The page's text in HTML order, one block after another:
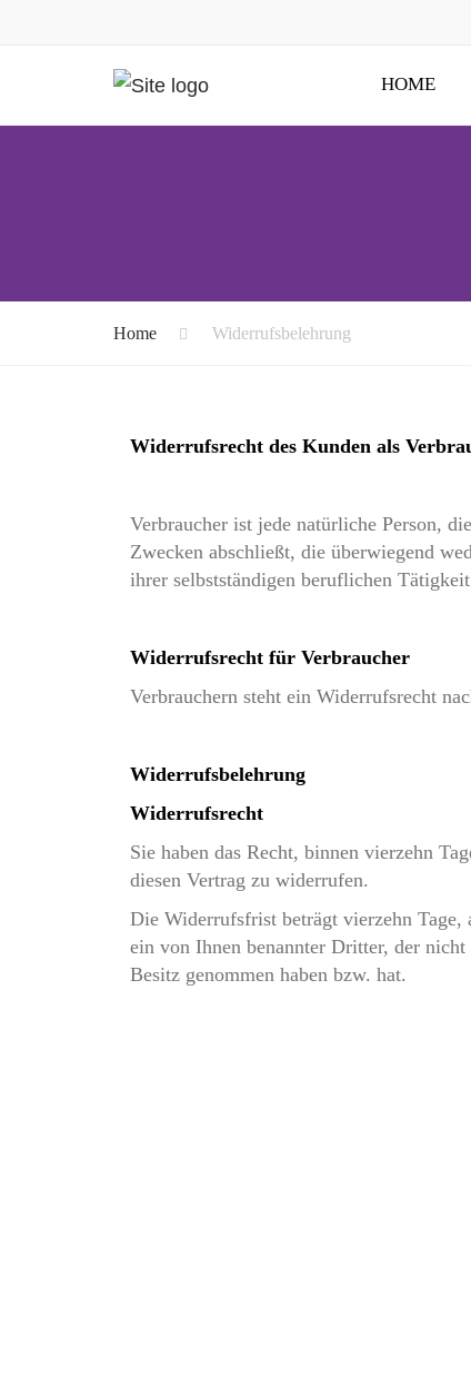
HOME
Home Widerrufsbelehrung
Widerrufsrecht des Kunden als
Verbraucher ist jede natürliche Person,
Zwecken abschließt, die überwiegend
ihrer selbstständigen beruflichen
Widerrufsrecht für Verbraucher
Verbrauchern steht ein Widerrufsrecht
Widerrufsbelehrung
Widerrufsrecht
Sie haben das Recht, binnen vierzehn
diesen Vertrag zu widerrufen.
Die Widerrufsfrist beträgt vierzehn Tage,
ein von Ihnen benannter Dritter, der
Besitz genommen haben bzw. hat.